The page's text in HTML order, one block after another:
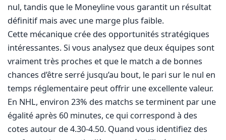
nul, tandis que le Moneyline vous garantit un résultat
définitif mais avec une marge plus faible.
Cette mécanique crée des opportunités stratégiques
intéressantes. Si vous analysez que deux équipes sont
vraiment très proches et que le match a de bonnes
chances d’être serré jusqu’au bout, le pari sur le nul en
temps réglementaire peut offrir une excellente valeur.
En NHL, environ 23% des matchs se terminent par une
égalité après 60 minutes, ce qui correspond à des
cotes autour de 4.30-4.50. Quand vous identifiez des